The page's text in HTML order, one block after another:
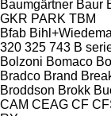
Baumgärtner Baur
GKR PARK TBM
Bfab
320 325 743 B
Bolzoni Bomaco
Bradco Brand
Broddson Brokk
CAM CEAG CF